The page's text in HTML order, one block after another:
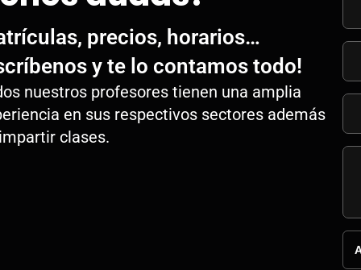
precios, horarios…
y te lo contamos todo!
nuestros profesores tienen una amplia
en sus respectivos sectores además
clases.